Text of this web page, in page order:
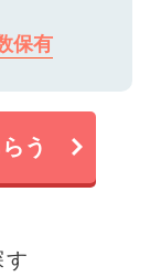
保有
う